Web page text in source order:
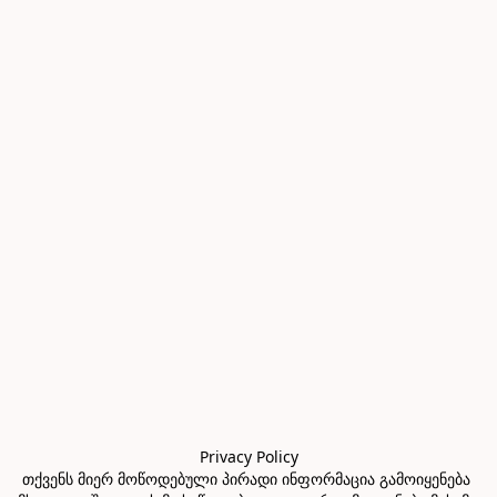
Privacy Policy
თქვენს მიერ მოწოდებული პირადი ინფორმაცია გამოიყენება